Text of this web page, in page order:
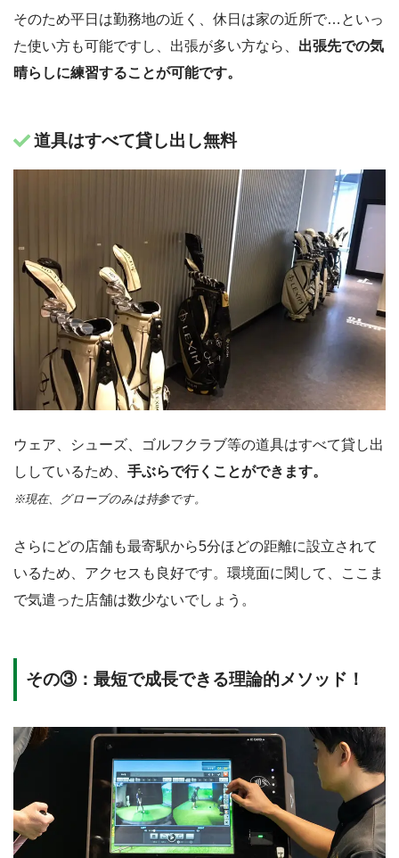
そのため平日は勤務地の近く、休日は家の近所で…といっ
た使い方も可能ですし、出張が多い方なら、 出張先での気
晴らしに練習することが可能です。
道具はすべて貸し出し無料
ウェア、シューズ、ゴルフクラブ等の道具はすべて貸し出
ししているため、 手ぶらで行くことができます。
※現在、グローブのみは持参です。
さらにどの店舗も最寄駅から5分ほどの距離に設立されて
いるため、アクセスも良好です。環境面に関して、ここま
で気遣った店舗は数少ないでしょう。
その③：最短で成長できる理論的メソッド！